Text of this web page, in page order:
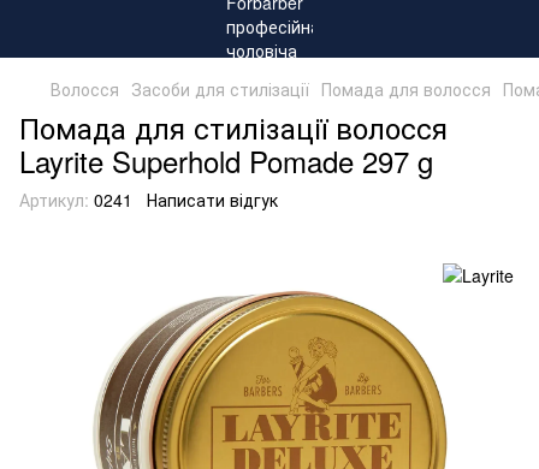
Волосся Засоби для стилізації Помада для волосся
Помада для стилізації волосся
Layrite Superhold Pomade 297 g
Артикул: 0241 Написати відгук